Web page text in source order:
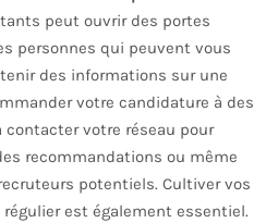
peut ouvrir des portes
personnes qui peuvent vous
des informations sur une
votre candidature à des
contacter votre réseau pour
recommandations ou même
potentiels. Cultiver vos
est également essentiel.